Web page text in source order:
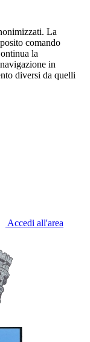
La
comando
la
in
diversi da quelli
Accedi all'area